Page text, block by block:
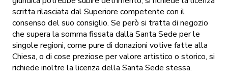
scritta rilasciata dal Superiore competente con il
consenso del suo consiglio. Se però si tratta di negozio
che supera la somma fissata dalla Santa Sede per le
singole regioni, come pure di donazioni votive fatte alla
Chiesa, o di cose preziose per valore artistico o storico, si
richiede inoltre la licenza della Santa Sede stessa.